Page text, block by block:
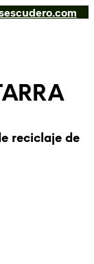
reciclaje de